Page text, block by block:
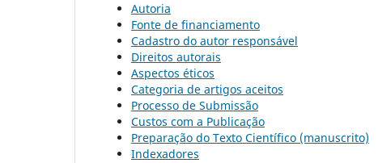
Autoria
Fonte de financiamento
Cadastro do autor responsável
Direitos autorais
Aspectos éticos
Categoria de artigos aceitos
Processo de Submissão
Custos com a Publicação
Preparação do Texto Científico (manuscrito)
Indexadores